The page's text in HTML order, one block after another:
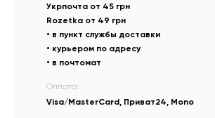
Укрпочта от 45 грн
Rozetka от 49 грн
• в пункт службы доставки
• курьером по адресу
• в почтомат
Оплата:
Visa/MasterCard, Приват24, Mono